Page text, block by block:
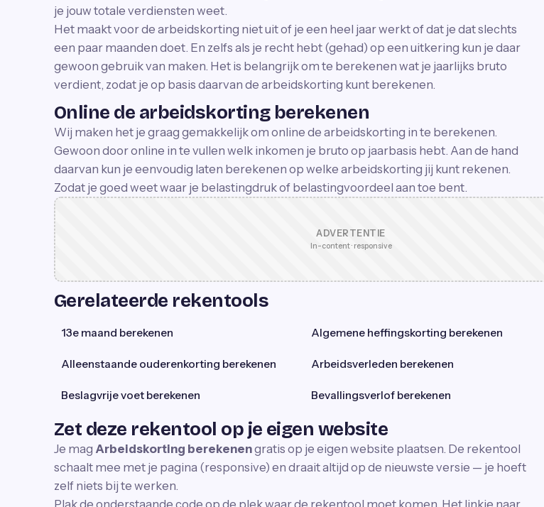
je jouw totale verdiensten weet.
Het maakt voor de arbeidskorting niet uit of je een heel jaar werkt of dat je dat slechts
een paar maanden doet. En zelfs als je recht hebt (gehad) op een uitkering kun je daar
gewoon gebruik van maken. Het is belangrijk om te berekenen wat je jaarlijks bruto
verdient, zodat je op basis daarvan de arbeidskorting kunt berekenen.
Online de arbeidskorting berekenen
Wij maken het je graag gemakkelijk om online de arbeidskorting in te berekenen.
Gewoon door online in te vullen welk inkomen je bruto op jaarbasis hebt. Aan de hand
daarvan kun je eenvoudig laten berekenen op welke arbeidskorting jij kunt rekenen.
Zodat je goed weet waar je belastingdruk of belastingvoordeel aan toe bent.
ADVERTENTIE
In-content · responsive
Gerelateerde rekentools
13e maand berekenen Algemene heffingskorting berekenen
Alleenstaande ouderenkorting berekenen Arbeidsverleden berekenen
Beslagvrije voet berekenen Bevallingsverlof berekenen
Zet deze rekentool op je eigen website
Je mag Arbeidskorting berekenengratis op je eigen website plaatsen. De rekentool
schaalt mee met je pagina (responsive) en draait altijd op de nieuwste versie — je hoeft
zelf niets bij te werken.
Plak de onderstaande code op de plek waar de rekentool moet komen. Het linkje naar